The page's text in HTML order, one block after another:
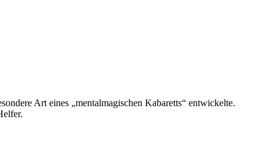
Art eines „mentalmagischen Kabaretts“ entwickelte.